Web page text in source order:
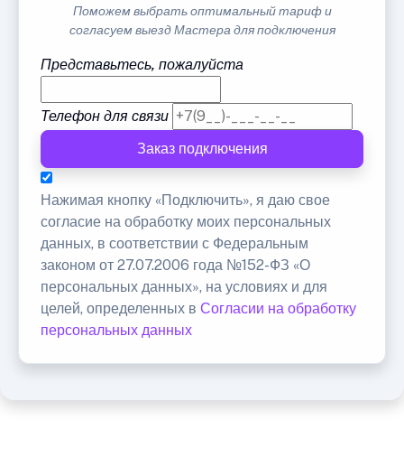
Поможем выбрать оптимальный тариф и
согласуем выезд Мастера для подключения
Представьтесь, пожалуйста
Телефон для связи
Заказ подключения
Нажимая кнопку «Подключить», я даю свое
согласие на обработку моих персональных
данных, в соответствии с Федеральным
законом от 27.07.2006 года №152-ФЗ «О
персональных данных», на условиях и для
целей, определенных в Согласии на обработку
персональных данных